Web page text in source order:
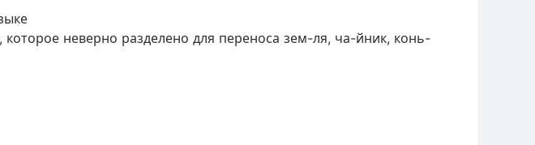
которое неверно разделено для переноса зем-ля, ча-йник, конь-